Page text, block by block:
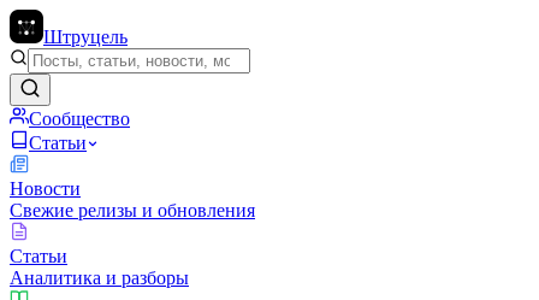
Штруцель
Сообщество
Статьи
Новости
Свежие релизы и обновления
Статьи
Аналитика и разборы